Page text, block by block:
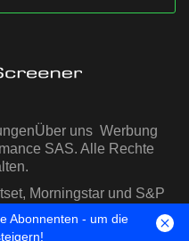
Über uns Werbung
SAS. Alle Rechte
Morningstar und S&P
gestellt
Abonnenten - um die